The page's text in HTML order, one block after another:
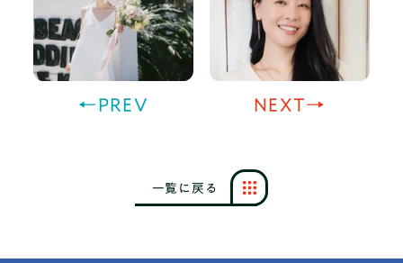
←PREV
一覧 に戻 る
NEXT→